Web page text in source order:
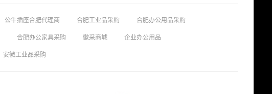
公牛插座合肥代理商 合肥工业品采购 合肥办公用品采购
合肥办公家具采购 徽采商城 企业办公用品
安徽工业品采购